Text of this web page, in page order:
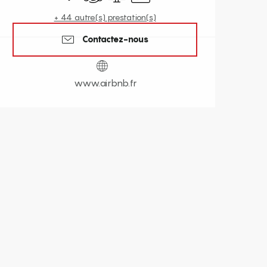
+ 44 autre(s) prestation(s)
Contactez-nous
www.airbnb.fr